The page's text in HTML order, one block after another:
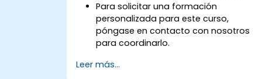
Para solicitar una formación
personalizada para este curso,
póngase en contacto con nosotros
para coordinarlo.
Leer más...